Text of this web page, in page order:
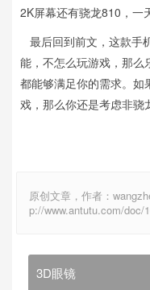
2K屏幕还有骁龙810，一
最后回到前文，这款手
能，不怎么玩游戏，那么
都能够满足你的需求。如
戏，那么你还是考虑非骁
原创文章，作者：
p://www.antutu.com/doc/
3D眼镜